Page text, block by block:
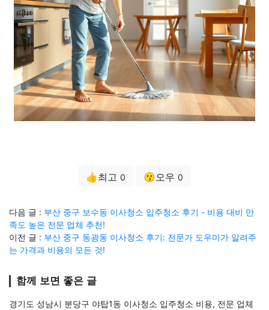
👍최고 0 😗오우 0
다음 글 : 부산 중구 보수동 이사청소 입주청소 후기 - 비용 대비 만
족도 높은 전문 업체 추천!
이전 글 : 부산 중구 동광동 이사청소 후기: 전문가 도우미가 알려주
는 가격과 비용의 모든 것!
함께 보면 좋은 글
경기도 성남시 분당구 야탑1동 이사청소 입주청소 비용, 전문 업체